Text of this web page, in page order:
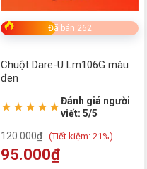
Đã bán 262
Chuột Dare-U Lm106G màu
đen
★★★★★Đánh giá người
viết: 5/5
120.000₫ (Tiết kiệm: 21%)
95.000₫